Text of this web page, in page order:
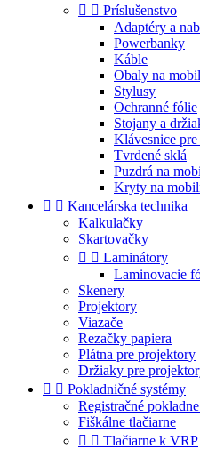
  Príslušenstvo
Adaptéry a
Powerbanky
Káble
Obaly na
Stylusy
Ochranné fólie
Stojany a
Klávesnice
Tvrdené sklá
Puzdrá na
Kryty na
  Kancelárska technika
Kalkulačky
Skartovačky
  Laminátory
Laminovacie
Skenery
Projektory
Viazače
Rezačky papiera
Plátna pre projektory
Držiaky pre
  Pokladničné systémy
Registračné
Fiškálne tlačiarne
  Tlačiarne k VRP